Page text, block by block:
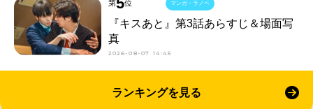
第 位
『キスあと』第3話あらすじ＆場面写
真
2026-08-07 14:45
マンガ・ラノベ
ランキングを見る